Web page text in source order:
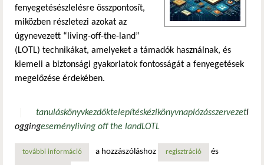
fenyegetésészlelésre összpontosít,
miközben részletezi azokat az
úgynevezett “living-off-the-land”
(LOTL) technikákat, amelyeket a támadók használnak, és
kiemeli a biztonsági gyakorlatok fontosságát a fenyegetések
megelőzése érdekében.
tanuláskönyvkezdőktelepítéskézikönyvnaplózásszervezetl
oggingeseményliving off the landLOTL
további információkézikönyv készült a szervezetek eseménynaplózásának
a hozzászóláshoz regisztráció és